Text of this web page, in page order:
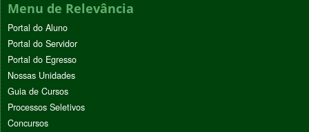
Menu de Relevância
Portal do Aluno
Portal do Servidor
Portal do Egresso
Nossas Unidades
Guia de Cursos
Processos Seletivos
Concursos